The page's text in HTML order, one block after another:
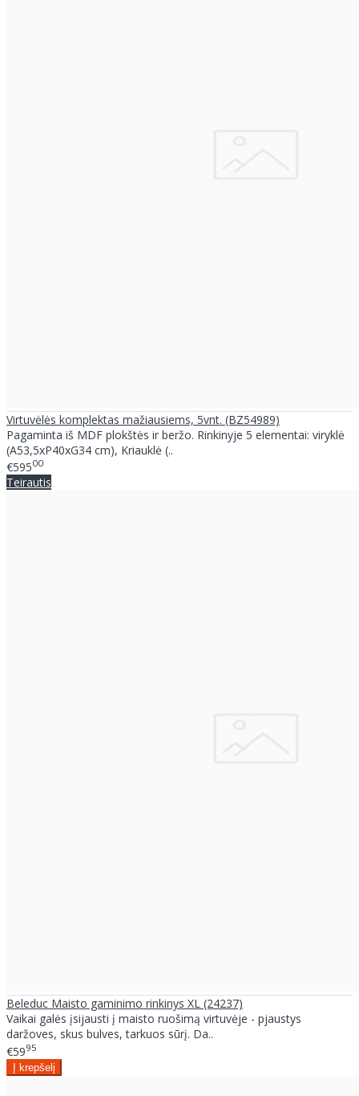
Virtuvėlės komplektas mažiausiems, 5vnt. (BZ54989)
Pagaminta iš MDF plokštės ir beržo. Rinkinyje 5 elementai: viryklė
(A53,5xP40xG34 cm), Kriauklė (..
€59500
Teirautis
Beleduc Maisto gaminimo rinkinys XL (24237)
Vaikai galės įsijausti į maisto ruošimą virtuvėje - pjaustys
daržoves, skus bulves, tarkuos sūrį. Da..
€5995